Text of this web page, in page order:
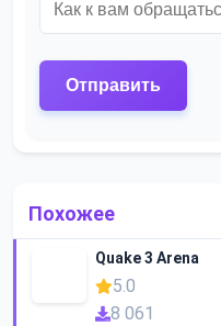
Похожее
Quake 3 Arena
5.0
8 061